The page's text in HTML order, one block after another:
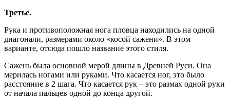
Третье.
Рука и противоположная нога пловца находились на одной
диагонали, размерами около «косой сажени». В этом
варианте, отсюда пошло название этого стиля.
Сажень была основной мерой длины в Древней Руси. Она
мерилась ногами или руками. Что касается ног, это было
расстояние в 2 шага. Что касается рук – это размах одной руки
от начала пальцев одной до конца другой.